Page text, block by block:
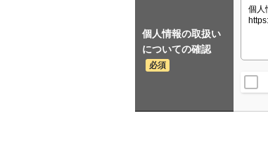
個人情報の取扱い
についての確認
必須